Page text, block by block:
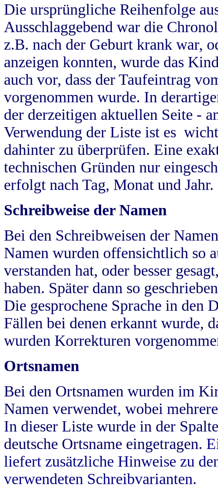
Die ursprüngliche Reihenfolge
Ausschlaggebend war die
z.B. nach der Geburt krank war,
anzeigen konnten, wurde das
auch vor, dass der Taufeintrag
vorgenommen wurde. In
der derzeitigen aktuellen Seite -
Verwendung der Liste ist es
dahinter zu überprüfen. Eine
technischen Gründen nur
erfolgt nach Tag, Monat und Jahr.
Schreibweise der Namen
Bei den Schreibweisen der
Namen wurden offensichtlich so
verstanden hat, oder besser
haben. Später dann so
Die gesprochene Sprache in
Fällen bei denen erkannt wurde,
wurden Korrekturen
Ortsnamen
Bei den Ortsnamen wurden im
Namen verwendet, wobei
In dieser Liste wurde in der
deutsche Ortsname eingetragen.
liefert zusätzliche Hinweise zu
verwendeten Schreibvarianten.